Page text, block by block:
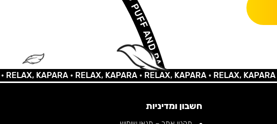
KAPARA •RELAX, KAPARA •RELAX, KAPARA •RELAX, KAPARA •
חשבון ומדיניות